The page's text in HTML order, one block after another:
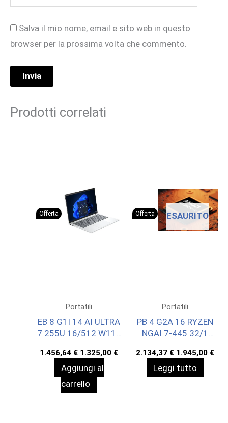
Salva il mio nome, email e sito web in questo
browser per la prossima volta che commento.
Prodotti correlati
Offerta
Portatili
EB 8 G1I 14 AI ULTRA
7 255U 16/512 W11P
1.456,64€ Il
prezzo
originale
1.456,64 €.
1.325,00 €Il
prezzo
Aggiungi al
carrello
Offerta ESAURITO
Portatili
PB 4 G2A 16 RYZEN
NGAI 7-445 32/1
2.134,37€ Il
prezzo
originale
era:
1.945,00 €Il
Leggi tutto